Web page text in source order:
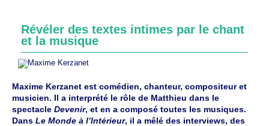
Révéler des textes intimes par le chant
et la musique
Maxime Kerzanet est comédien, chanteur, compositeur et
musicien. Il a interprété le rôle de Matthieu dans le
spectacle Devenir, et en a composé toutes les musiques.
Dans Le Monde à l’Intérieur, il a mêlé des interviews, des